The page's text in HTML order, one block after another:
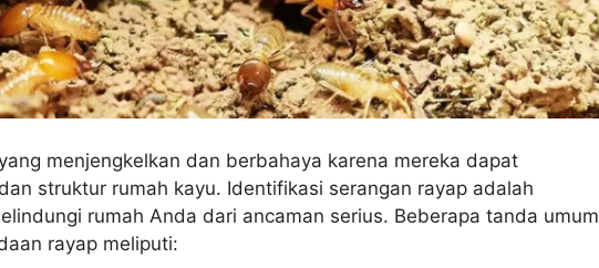
menjengkelkan dan berbahaya karena mereka dapat
struktur rumah kayu. Identifikasi serangan rayap adalah
rumah Anda dari ancaman serius. Beberapa tanda umum
rayap meliputi: